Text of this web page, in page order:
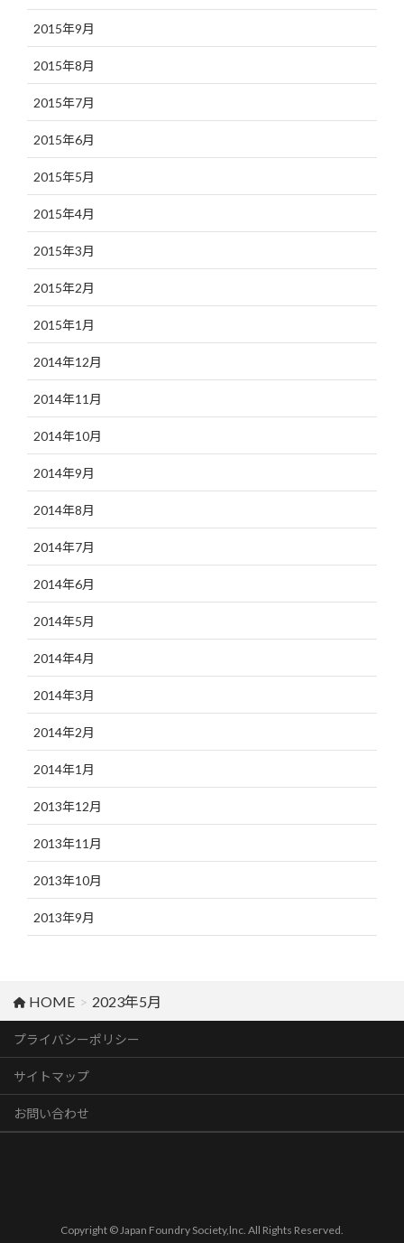
2015年9月
2015年8月
2015年7月
2015年6月
2015年5月
2015年4月
2015年3月
2015年2月
2015年1月
2014年12月
2014年11月
2014年10月
2014年9月
2014年8月
2014年7月
2014年6月
2014年5月
2014年4月
2014年3月
2014年2月
2014年1月
2013年12月
2013年11月
2013年10月
2013年9月
HOME 2023年5月
プライバシーポリシー
サイトマップ
お問い合わせ
Copyright © Japan Foundry Society,lnc. All Rights Reserved.